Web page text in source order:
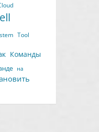
Tool
Команды
на